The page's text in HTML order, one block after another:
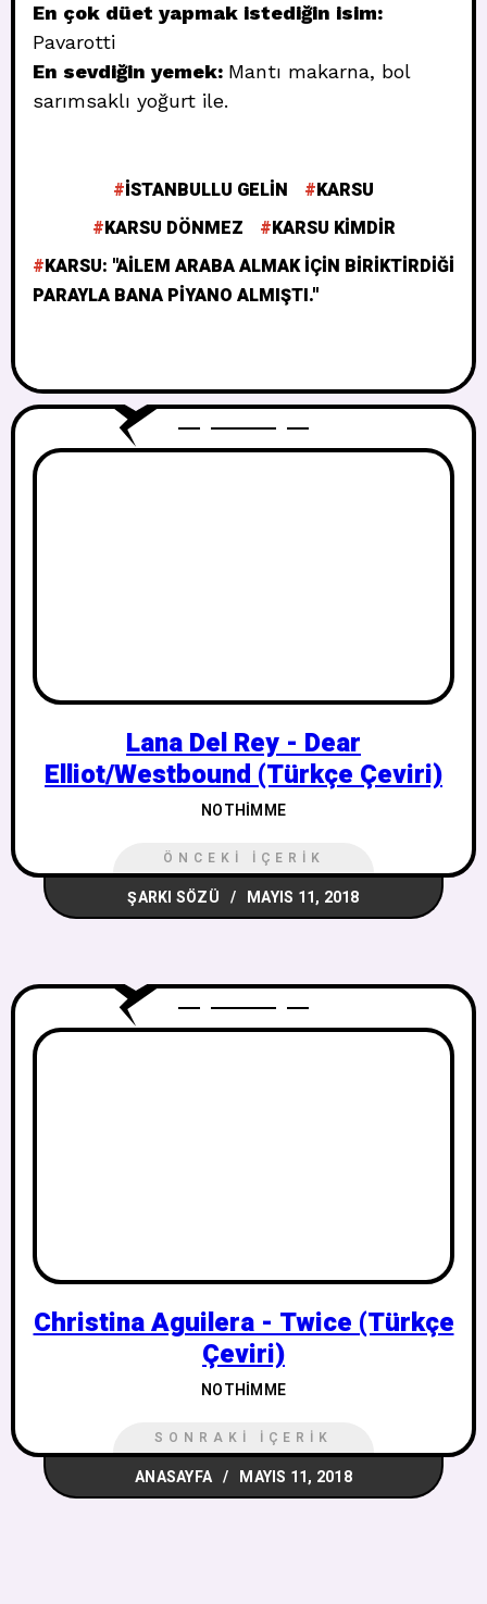
En çok düet yapmak istediğin isim:
Pavarotti
En sevdiğin yemek: Mantı makarna, bol
sarımsaklı yoğurt ile.
ISTANBULLU GELIN
KARSU
KARSU DÖNMEZ
KARSU KIMDIR
KARSU: ''AILEM ARABA ALMAK İÇIN BIRIKTIRDIĞI
PARAYLA BANA PIYANO ALMIŞTI.''
Lana Del Rey - Dear
Elliot/Westbound (Türkçe Çeviri)
NOTHIMME
ÖNCEKI İÇERIK
ŞARKI SÖZÜ MAYIS 11, 2018
Christina Aguilera - Twice (Türkçe
Çeviri)
NOTHIMME
SONRAKI İÇERIK
ANASAYFA MAYIS 11, 2018